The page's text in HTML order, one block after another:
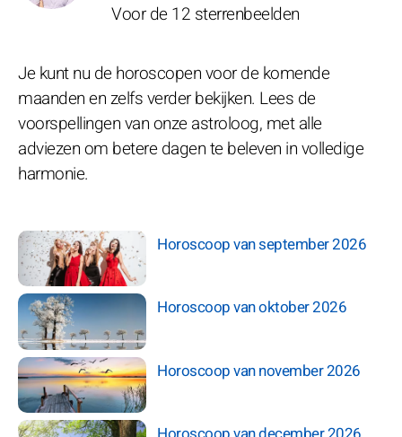
Voor de 12 sterrenbeelden
Je kunt nu de horoscopen voor de komende
maanden en zelfs verder bekijken. Lees de
voorspellingen van onze astroloog, met alle
adviezen om betere dagen te beleven in volledige
harmonie.
Horoscoop van september 2026
Horoscoop van oktober 2026
Horoscoop van november 2026